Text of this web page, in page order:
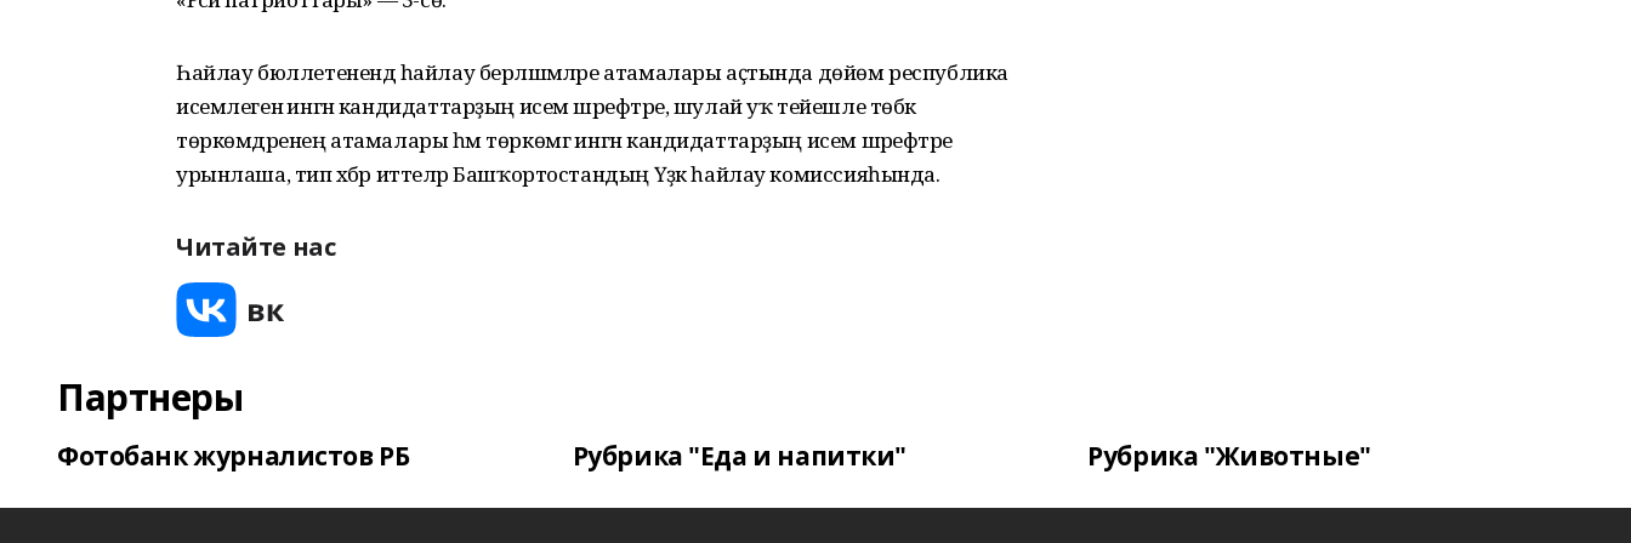
Һайлау бюллетенендә һайлау берләшмәләре атамалары аҫтында дөйөм республика
исемлегенә ингән кандидаттарҙың исем шәрефтәре, шулай уҡ тейешле төбәк
төркөмдәренең атамалары һәм төркөмгә ингән кандидаттарҙың исем шәрефтәре
урынлаша, тип хәбәр иттеләр Башҡортостандың Үҙәк һайлау комиссияһында.
Читайте нас
Партнеры
Фотобанк журналистов РБ Рубрика "Еда и напитки" Рубрика "Животные"